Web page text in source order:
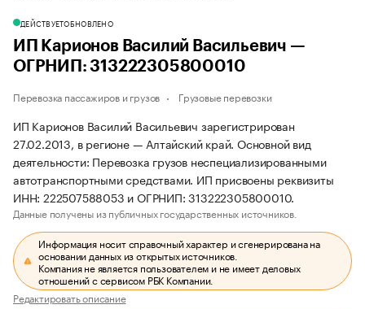
ДЕЙСТВУЕТОБНОВЛЕНО
ИП Карионов Василий Васильевич —
ОГРНИП: 313222305800010
Перевозка пассажиров и грузов Грузовые перевозки
ИП Карионов Василий Васильевич зарегистрирован
27.02.2013, в регионе — Алтайский край. Основной вид
деятельности: Перевозка грузов неспециализированными
автотранспортными средствами. ИП присвоены реквизиты
ИНН: 222507588053 и ОГРНИП: 313222305800010.
Данные получены из публичных государственных источников.
Информация носит справочный характер и сгенерирована на
основании данных из открытых источников.
Компания не является пользователем и не имеет деловых
отношений с сервисом РБК Компании.
Редактировать описание